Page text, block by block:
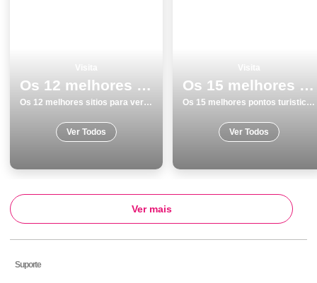
Os 12 melhores sitios para ver e visitar em Aveiro
Os 12 melhores sitios para ver e visitar em Aveiro
Ver Todos
Os 15 melhores pontos turisticos para conhecer e visitar em Leiria
Os 15 melhores pontos turisticos para conhecer e visitar em Leiria
Ver Todos
Ver mais
Suporte